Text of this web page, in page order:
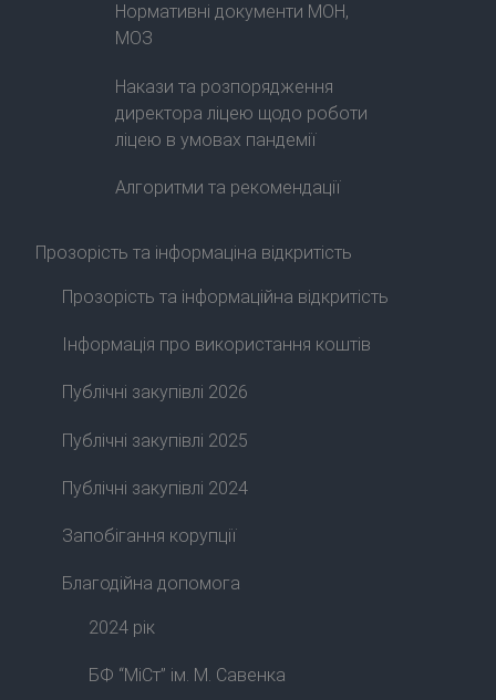
Нормативні документи МОН,
МОЗ
Накази та розпорядження
директора ліцею щодо роботи
ліцею в умовах пандемії
Алгоритми та рекомендації
Прозорість та інформаціна відкритість
Прозорість та інформаційна відкритість
Інформація про використання коштів
Публічні закупівлі 2026
Публічні закупівлі 2025
Публічні закупівлі 2024
Запобігання корупції
Благодійна допомога
2024 рік
БФ “МіСт” ім. М. Савенка